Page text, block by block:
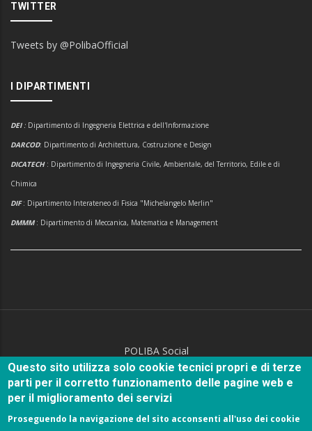
TWITTER
Tweets by @PolibaOfficial
I DIPARTIMENTI
DEI : Dipartimento di Ingegneria Elettrica e dell'Informazione
DARCOD: Dipartimento di Architettura, Costruzione e Design
DICATECH : Dipartimento di Ingegneria Civile, Ambientale, del Territorio, Edile e di
Chimica
DIF: Dipartimento Interateneo di Fisica "Michelangelo Merlin"
DMMM: Dipartimento di Meccanica, Matematica e Management
POLIBA Social
Questo sito utilizza solo cookie tecnici propri e di terze
parti per il corretto funzionamento delle pagine web e
per il miglioramento dei servizi
Proseguendo la navigazione del sito acconsenti all'uso dei cookie